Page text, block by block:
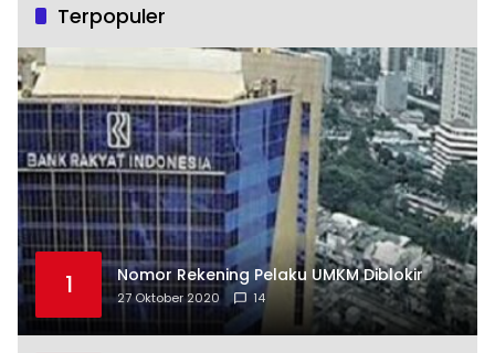
Terpopuler
1 Nomor Rekening Pelaku UMKM Diblokir
27 Oktober 2020 14